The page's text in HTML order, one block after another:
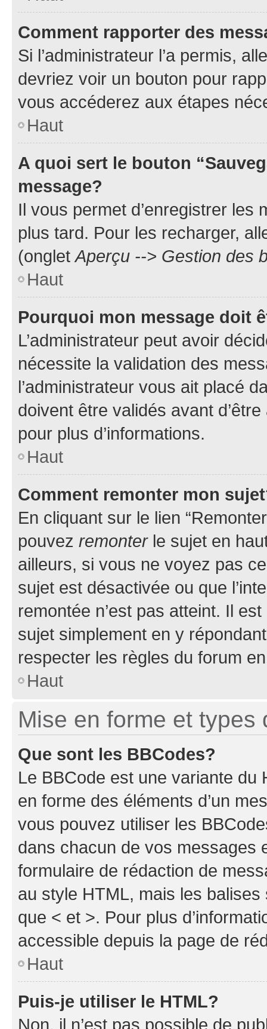
Comment rapporter des
Si l’administrateur l’a permis,
devriez voir un bouton pour
vous accéderez aux étapes
Haut
A quoi sert le bouton
message?
Il vous permet d’enregistrer
plus tard. Pour les recharger,
(ongletAperçu --> Gestion des
Haut
Pourquoi mon message doit
L’administrateur peut avoir
nécessite la validation des
l’administrateur vous ait placé
doivent être validés avant
pour plus d’informations.
Haut
Comment remonter mon
En cliquant sur le lien
pouvez remonterle sujet en
ailleurs, si vous ne voyez pas
sujet est désactivée ou que
remontée n’est pas atteint. Il
sujet simplement en y
respecter les règles du forum
Haut
Mise en forme et types
Que sont les BBCodes?
Le BBCode est une variante du
en forme des éléments d’un
vous pouvez utiliser les
dans chacun de vos messages
formulaire de rédaction de
au style HTML, mais les
que < et >. Pour plus
accessible depuis la page de
Haut
Puis-je utiliser le HTML?
Non, il n’est pas possible de